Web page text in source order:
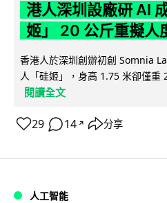
港人深圳設廠研 AI
姬」 20 公斤重擬人
香港人於深圳創辦初創 Somnia
人「硅姬」，身高 1.75 米卻僅重
閱讀全文
29 14 ↗ 分享
人工智能